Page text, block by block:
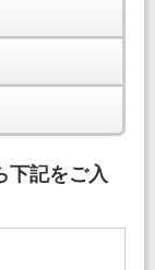
下記をご入